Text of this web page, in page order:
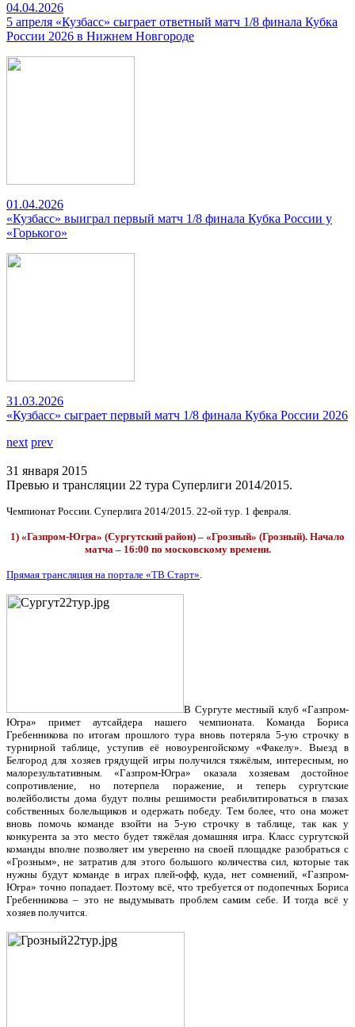
04.04.2026
5 апреля «Кузбасс» сыграет ответный матч 1/8 финала Кубка
России 2026 в Нижнем Новгороде
01.04.2026
«Кузбасс» выиграл первый матч 1/8 финала Кубка России у
«Горького»
31.03.2026
«Кузбасс» сыграет первый матч 1/8 финала Кубка России 2026
next prev
31 января 2015
Превью и трансляции 22 тура Суперлиги 2014/2015.
Чемпионат России. Суперлига 2014/2015. 22-ой тур. 1 февраля.
1) «Газпром-Югра» (Сургутский район) – «Грозный» (Грозный). Начало
матча – 16:00 по московскому времени.
Прямая трансляция на портале «ТВ Старт».
В Сургуте местный клуб «Газпром-
Югра» примет аутсайдера нашего чемпионата. Команда Бориса
Гребенникова по итогам прошлого тура вновь потеряла 5-ую строчку в
турнирной таблице, уступив её новоуренгойскому «Факелу». Выезд в
Белгород для хозяев грядущей игры получился тяжёлым, интересным, но
малорезультативным. «Газпром-Югра» оказала хозяевам достойное
сопротивление, но потерпела поражение, и теперь сургутские
волейболисты дома будут полны решимости реабилитироваться в глазах
собственных болельщиков и одержать победу. Тем более, что она может
вновь помочь команде взойти на 5-ую строчку в таблице, так как у
конкурента за это место будет тяжёлая домашняя игра. Класс сургутской
команды вполне позволяет им уверенно на своей площадке разобраться с
«Грозным», не затратив для этого большого количества сил, которые так
нужны будут команде в играх плей-офф, куда, нет сомнений, «Газпром-
Югра» точно попадает. Поэтому всё, что требуется от подопечных Бориса
Гребенникова – это не выдумывать проблем самим себе. И тогда всё у
хозяев получится.